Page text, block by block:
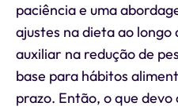
paciência e uma
ajustes na dieta ao longo
auxiliar na redução de
base para hábitos
prazo. Então, o que